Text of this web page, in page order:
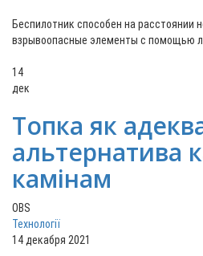
Беспилотник способен на расстоянии
взрывоопасные элементы с помощью
14
дек
Топка як
альтернатива
камінам
OBS
Технології
14 декабря 2021